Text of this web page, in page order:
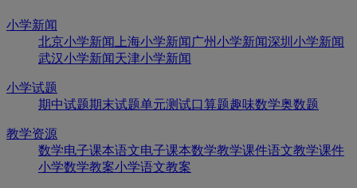
小学新闻
北京小学新闻
上海小学新闻 广州小学新闻深圳小学新闻
武汉小学新闻 天津小学新闻
小学试题
期中试题期末试题单元测试口算题趣味数学奥数题
教学资源
数学电子课本语文电子课本数学教学课件语文教学课件
小学数学教案小学语文教案